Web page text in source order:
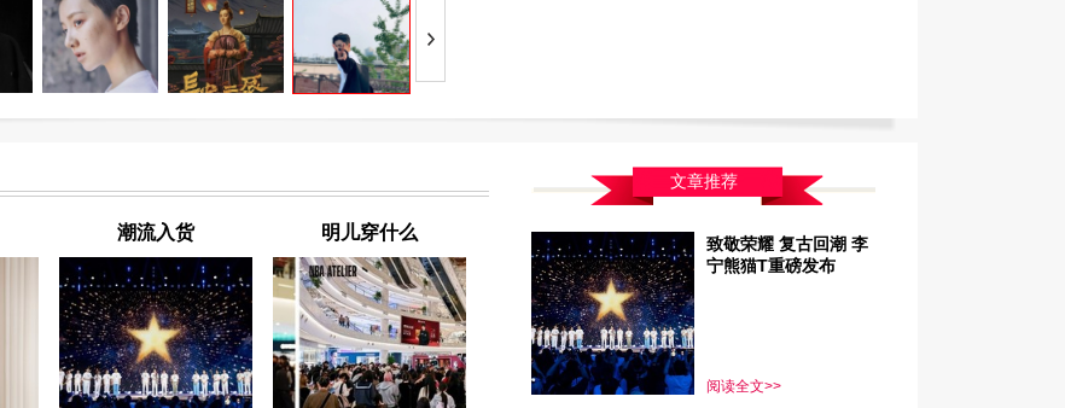
潮流入货 明儿穿什么
文章推荐
致敬荣耀 复古回潮 李
宁熊猫T重磅发布
阅读全文>>